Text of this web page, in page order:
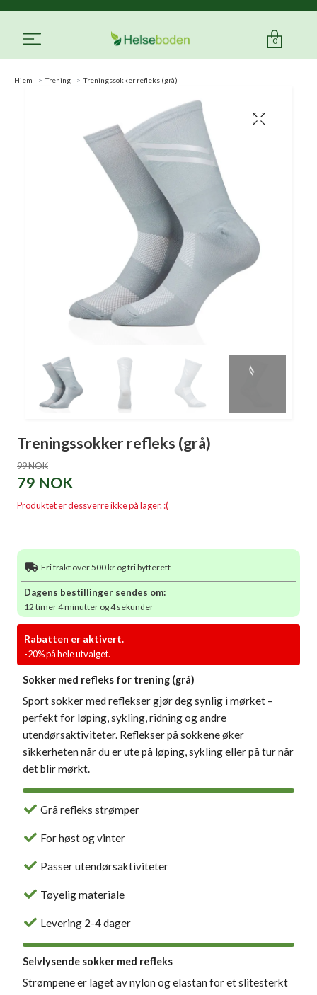
0
Hjem Trening Treningssokker refleks (grå)
Treningssokker refleks (grå)
99 NOK
79 NOK
Produktet er dessverre ikke på lager. :(
Fri frakt over 500 kr og fri bytterett
Dagens bestillinger sendes om:
12 timer 4 minutter og 4 sekunder
Rabatten er aktivert.
-20% på hele utvalget.
Sokker med refleks for trening (grå)
Sport sokker med reflekser gjør deg synlig i mørket –
perfekt for løping, sykling, ridning og andre
utendørsaktiviteter. Reflekser på sokkene øker
sikkerheten når du er ute på løping, sykling eller på tur når
det blir mørkt.
Grå refleks strømper
For høst og vinter
Passer utendørsaktiviteter
Tøyelig materiale
Levering 2-4 dager
Selvlysende sokker med refleks
Strømpene er laget av nylon og elastan for et slitesterkt